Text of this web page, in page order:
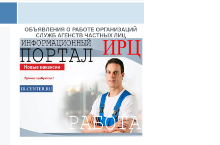
ОБЪЯВЛЕНИЯ О РАБОТЕ ОРГАНИЗАЦИЙ
СЛУЖБ АГЕНСТВ ЧАСТНЫХ ЛИЦ